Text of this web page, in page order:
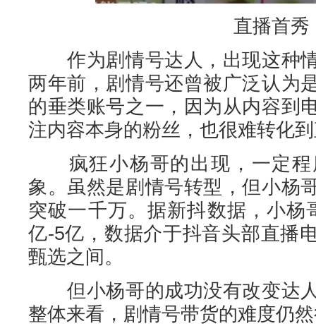
直播首秀
作为剧情号达人，出现这种
两年前，剧情号还曾被广泛认为
的垂类账号之一，因为从内容到
注内容本身的粉丝，也很难转化
疯狂小杨哥的出现，一定程
象。虽然是剧情号转型，但小杨
突破一千万。据新抖数据，小杨
亿-5亿，数据介于抖音头部直播
甄选之间。
但小杨哥的成功没有改变达
整体来看，剧情号带货的难度仍